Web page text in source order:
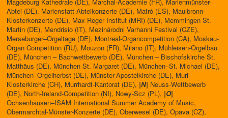
Abtei (DE), Marienstatt-Abteikonzerte (DE), Matró (ES), Maulbronn-
Klosterkonzerte (DE), Max Reger Institut (MRI) (DE), Memmingen St.
Martin (DE), Mendrisio (IT), Mezinárodni Varhanni Festival (CZE),
Merseburger–Orgeltage (DE), Montreal-Organcompetition (CA), Moskau-
Organ Competition (RU), Mouzon (FR), Milano (IT), Mühleisen-Orgelbau
(DE), München – Bachwettbewerb (DE), München – Bischofskirche St.
Matthäus (DE), München St. Margaret (DE), München–St. Michael (DE),
München–Orgelherbst (DE), Münster-Apostelkirche (DE), Muri-
Klosterkirche (CH), Murrhardt-Kantorat (DE), |N| Neuss-Wettbewerb
(DE), North-Ireland-Competition (NI), Nowy-Scz (PL), |O|
Ochsenhausen–ISAM International Summer Academy of Music,
Obermarchtal-Münster-Konzerte (DE), Oberwesel (DE), Opava (CZ),